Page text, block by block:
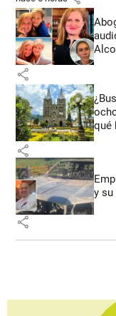
share
qué
share
y su
share